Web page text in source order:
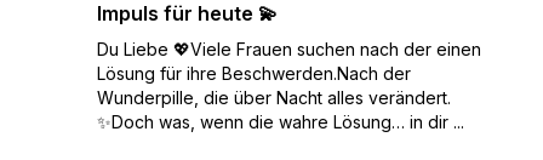
Impuls für heute 💫
Du Liebe 💖Viele Frauen suchen nach der einen
Lösung für ihre Beschwerden.Nach der
Wunderpille, die über Nacht alles verändert.
✨Doch was, wenn die wahre Lösung… in dir ...